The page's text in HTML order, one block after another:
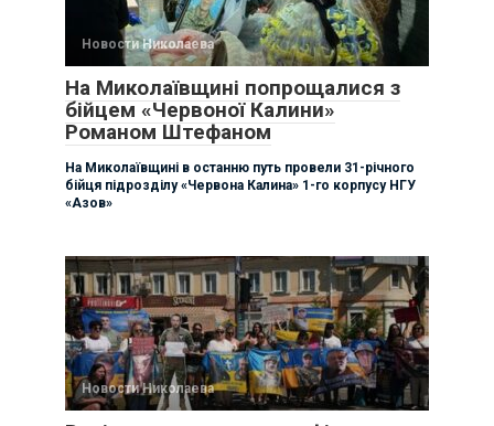
Новости Николаева
На Миколаївщині попрощалися з
бійцем «Червоної Калини»
Романом Штефаном
На Миколаївщині в останню путь провели 31-річного
бійця підрозділу «Червона Калина» 1-го корпусу НГУ
«Азов»
Новости Николаева